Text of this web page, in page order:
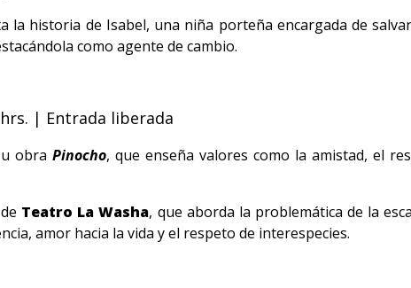
la historia de Isabel, una niña porteña encargada de
como agente de cambio.
| Entrada liberada
obra Pinocho, que enseña valores como la amistad, el
de Teatro La Washa, que aborda la problemática de la
amor hacia la vida y el respeto de interespecies.